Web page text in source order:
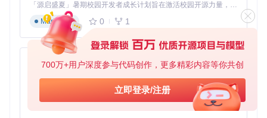
700万+用户深度参与代码创作，更多精彩内容等你共创
立即登录/注册
M系统。当销售添加外部联系人时，自动触发客户信息建档流
程，实现客户资源的企业化管理。
实施效果：某教育机构应用该方案后，客户信息完整率提升至
95%，客户流失率降低40%，新员工上手速度加快50%。
办公自动化流程对接方案
：传统审批流程依赖纸质单据，流转效率低，统计困
「源启盛夏」暑期校园开发者成长计划旨在激活校园开源力量，通过积分激励、认证扶持、资源倾斜等形式，引导高校组织和开发者完成「入驻 — 建项目 — 做贡献 — 获认证 — 得资源」的完整闭环。无论你是想带领社团入驻平台的组织者，还是希望用代码贡献证明自己的开发者，都能在这里找到属于你的成长路径。
Markdown
0 1
py-xiaozhi
基于Python的Xiaozhi AI，适用于想要完整Xiaozhi体验而无需拥有专用硬件的用户。
Python
0 1